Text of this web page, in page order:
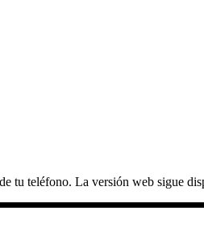
tu teléfono. La versión web sigue